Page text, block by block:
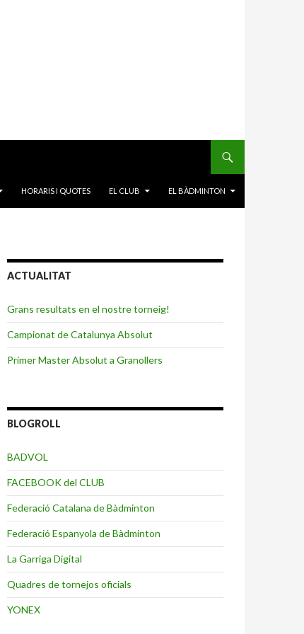
HORARIS I QUOTES EL CLUB EL BÀDMINTON
ACTUALITAT
Grans resultats en el nostre torneig!
Campionat de Catalunya Absolut
Primer Master Absolut a Granollers
BLOGROLL
BADVOL
FACEBOOK del CLUB
Federació Catalana de Bàdminton
Federació Espanyola de Bàdminton
La Garriga Digital
Quadres de tornejos oficials
YONEX